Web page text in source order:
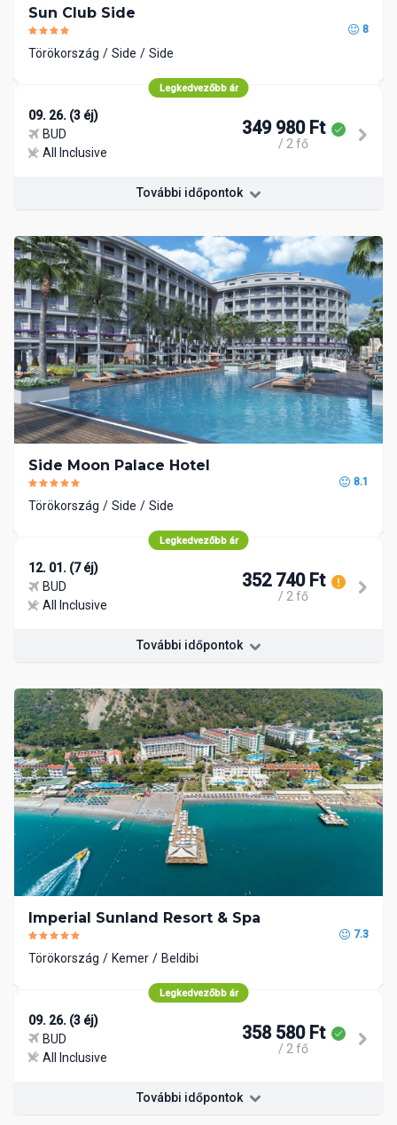
Sun Club Side
8
Törökország Side Side
Legkedvezőbb ár
09. 26. (3 éj)
BUD
All Inclusive
349 980 Ft
/ 2 fő
További időpontok
Side Moon Palace Hotel
8.1
Törökország Side Side
Legkedvezőbb ár
12. 01. (7 éj)
BUD
All Inclusive
352 740 Ft
/ 2 fő
További időpontok
Imperial Sunland Resort & Spa
7.3
Törökország Kemer Beldibi
Legkedvezőbb ár
09. 26. (3 éj)
BUD
All Inclusive
358 580 Ft
/ 2 fő
További időpontok